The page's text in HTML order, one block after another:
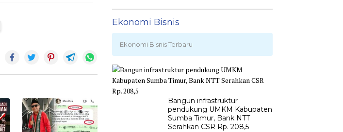
Ekonomi Bisnis
Ekonomi Bisnis Terbaru
Bangun infrastruktur
pendukung UMKM Kabupaten
Sumba Timur, Bank NTT
Serahkan CSR Rp. 208,5